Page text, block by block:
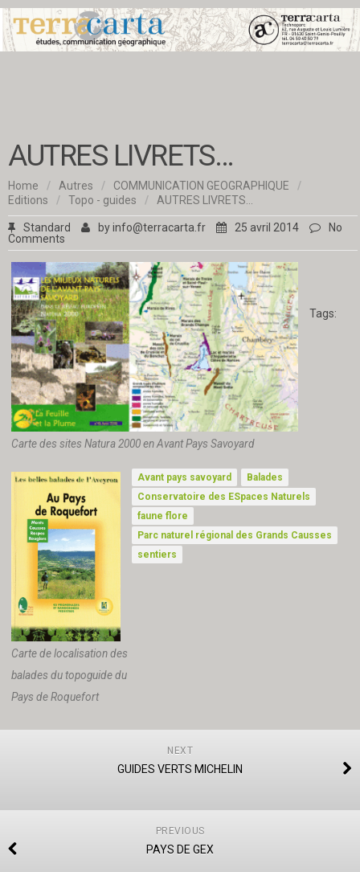
AUTRES LIVRETS…
Home / Autres / COMMUNICATION GEOGRAPHIQUE
/
Editions
/ Topo - guides / AUTRES LIVRETS…
Standard byinfo@terracarta.fr 25 avril 2014
No
Comments
Carte des sites Natura 2000 en Avant Pays Savoyard
Carte de localisation des
balades du topoguide du
Pays de Roquefort
Tags:
Avant pays savoyard
Balades
Conservatoire des ESpaces Naturels
faune flore
Parc naturel régional des Grands Causses
sentiers
NEXT
GUIDES VERTS MICHELIN
PREVIOUS
PAYS DE GEX